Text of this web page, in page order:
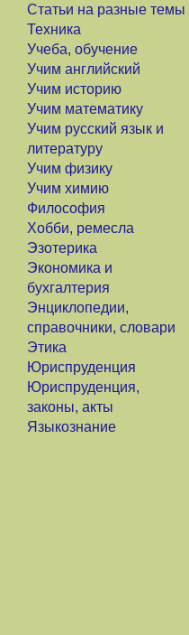
Статьи на разные темы
Техника
Учеба, обучение
Учим английский
Учим историю
Учим математику
Учим русский язык и
литературу
Учим физику
Учим химию
Философия
Хобби, ремесла
Эзотерика
Экономика и
бухгалтерия
Энциклопедии,
справочники, словари
Этика
Юриспруденция
Юриспруденция,
законы, акты
Языкознание